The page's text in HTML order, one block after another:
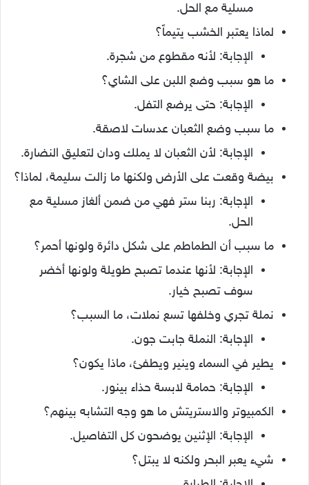
مسلية مع الحل.
لماذا يعتبر الخشب يتيماً؟
الإجابة: لأنه مقطوع من شجرة.
ما هو سبب وضع اللبن على الشاي؟
الإجابة: حتى يرضع التفل.
ما سبب وضع الثعبان عدسات لاصقة.
الإجابة: لأن الثعبان لا يملك ودان لتعليق النضارة.
بيضة وقعت على الأرض ولكنها ما زالت سليمة، لماذا؟
الإجابة: ربنا ستر فهي من ضمن ألغاز مسلية مع
الحل.
ما سبب أن الطماطم على شكل دائرة ولونها أحمر؟
الإجابة: لأنها عندما تصبح طويلة ولونها أخضر
سوف تصبح خيار.
نملة تجري وخلفها تسع نملات، ما السبب؟
الإجابة: النملة جابت جون.
يطير في السماء وينير ويطفئ، ماذا يكون؟
الإجابة: حمامة لابسة حذاء بينور.
الكمبيوتر والاستريتش ما هو وجه التشابه بينهم؟
الإجابة: الإثنين يوضحون كل التفاصيل.
شيء يعبر البحر ولكنه لا يبتل؟